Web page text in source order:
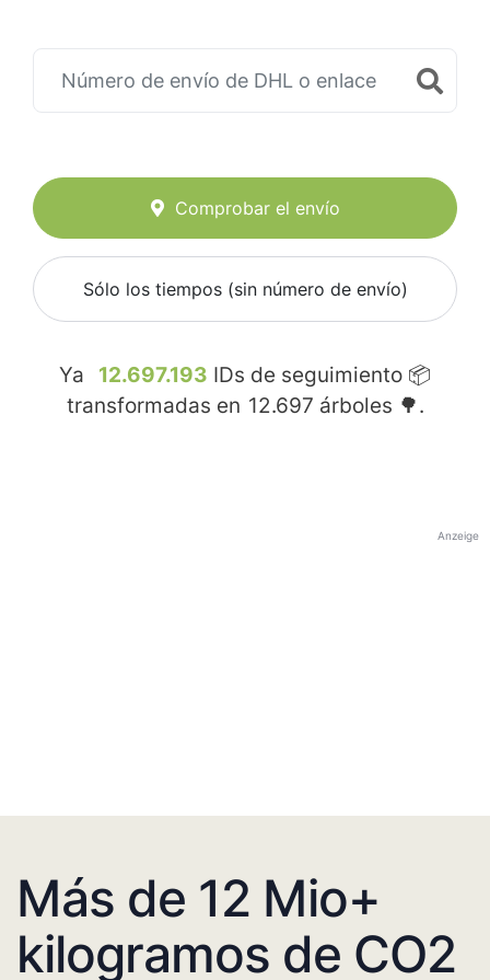
Comprobar el envío
Sólo los tiempos (sin número de envío)
Ya 12.697.193 IDs de seguimiento 📦
transformadas en 12.697 árboles 🌳.
Anzeige
Más de 12 Mio+
kilogramos de CO2